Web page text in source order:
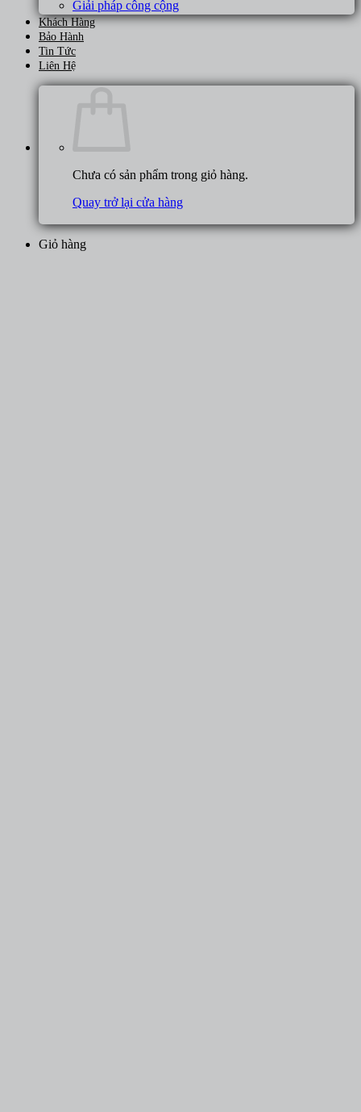
Giải pháp công cộng
Khách Hàng
Bảo Hành
Tin Tức
Liên Hệ
Chưa có sản phẩm trong giỏ hàng.
Quay trở lại cửa hàng
Giỏ hàng